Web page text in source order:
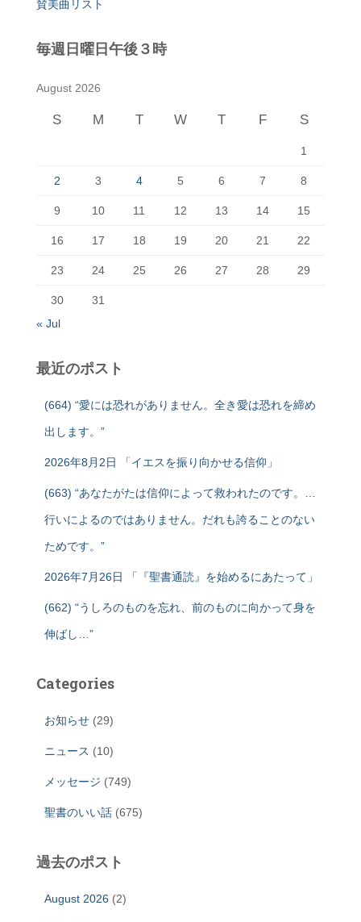
賛美曲リスト
毎週日曜日午後３時
August 2026
S M T W T F S
1
2 3 4 5 6 7 8
9 10 11 12 13 14 15
16 17 18 19 20 21 22
23 24 25 26 27 28 29
30
31
« Jul
最近のポスト
(664) “愛には恐れがありません。全き愛は恐れを締め
出します。”
2026年8月2日 「イエスを振り向かせる信仰」
(663) “あなたがたは信仰によって救われたのです。…
行いによるのではありません。だれも誇ることのない
ためです。”
2026年7月26日 「『聖書通読』を始めるにあたって」
(662) “うしろのものを忘れ、前のものに向かって身を
伸ばし…”
Categories
お知らせ (29)
ニュース (10)
メッセージ (749)
聖書のいい話 (675)
過去のポスト
August 2026 (2)